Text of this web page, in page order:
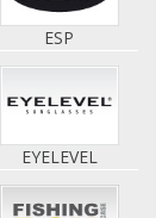
ESP
EYELEVEL